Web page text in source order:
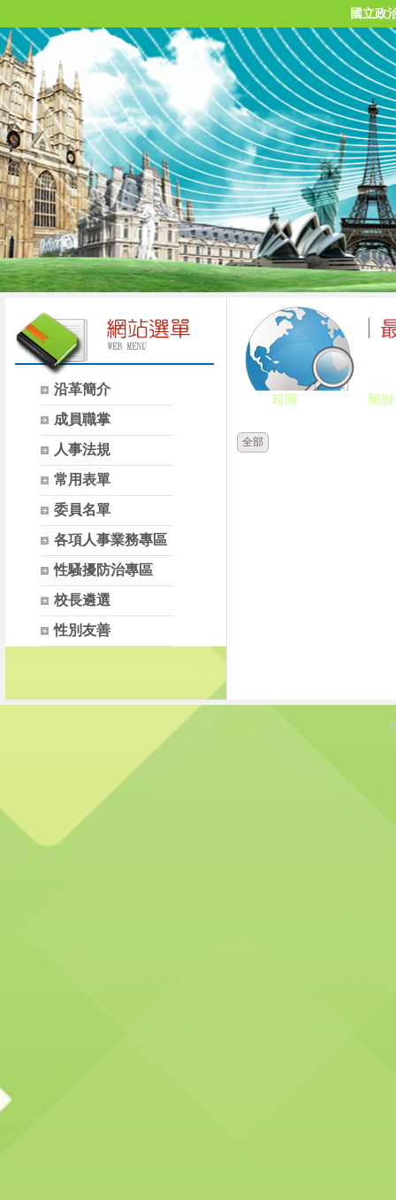
國立政
沿革簡介
成員職掌
人事法規
常用表單
委員名單
各項人事業務專區
性騷擾防治專區
校長遴選
性別友善
時間 類別
全部